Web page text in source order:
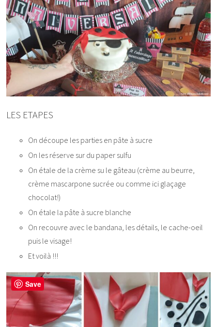
LES ETAPES
On découpe les parties en pâte à sucre
On les réserve sur du paper sulfu
On étale de la crème su le gâteau (crème au beurre,
crème mascarpone sucrée ou comme ici glaçage
chocolat!)
On étale la pâte à sucre blanche
On recouvre avec le bandana, les détails, le cache-oeil
puis le visage!
Et voilà !!!
Save